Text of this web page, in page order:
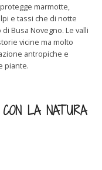
marmotte,
e tassi che di notte
Busa Novegno. Le valli
vicine ma molto
antropiche e
piante.
CON LA NATURA